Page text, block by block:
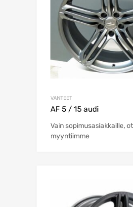
VANTEET
AF 5 / 15 audi
Vain sopimusasiakkaille,
myyntiimme